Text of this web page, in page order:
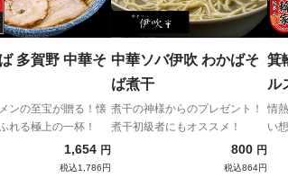
多賀野 中華そ
ンの至宝が贈る！懐
れる極上の一杯！
1,654 円
税込1,786円
中華ソバ伊吹 わかばそ
ば煮干
煮干の神様からのプレゼント！
煮干初級者にもオススメ！
800 円
税込864円
箕
ル
情
い